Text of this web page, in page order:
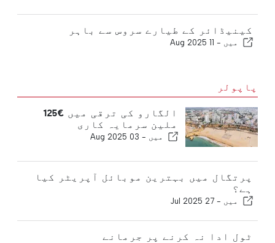
کینیڈائر کے طیارے سروس سے باہر
میں - 11 Aug 2025
پاپولر
الگارو کی ترقی میں €125
ملین سرمایہ کاری
میں - 03 Aug 2025
پرتگال میں بہترین موبائل آپریٹر کیا
ہے؟
میں - 27 Jul 2025
ٹول ادا نہ کرنے پر جرمانے